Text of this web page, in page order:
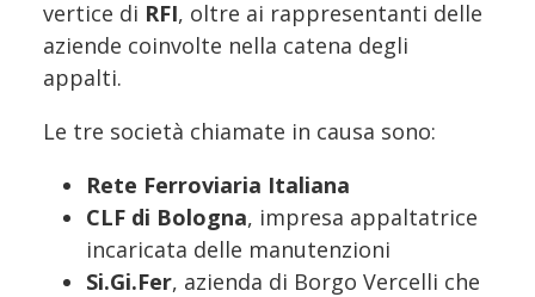
vertice di RFI, oltre ai rappresentanti delle
aziende coinvolte nella catena degli
appalti.
Le tre società chiamate in causa sono:
Rete Ferroviaria Italiana
CLF di Bologna, impresa appaltatrice
incaricata delle manutenzioni
Si.Gi.Fer, azienda di Borgo Vercelli che